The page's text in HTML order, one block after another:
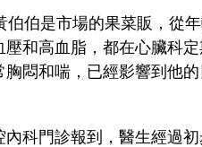
伯伯是市場的果菜販，從
壓和高血脂，都在心臟科
悶和喘，已經影響到他的
內科門診報到，醫生經過